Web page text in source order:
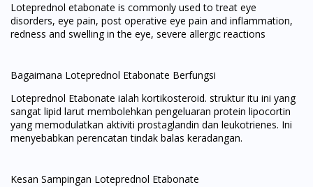
Loteprednol etabonate is commonly used to treat eye
disorders, eye pain, post operative eye pain and inflammation,
redness and swelling in the eye, severe allergic reactions
Bagaimana Loteprednol Etabonate Berfungsi
Loteprednol Etabonate ialah kortikosteroid. struktur itu ini yang
sangat lipid larut membolehkan pengeluaran protein lipocortin
yang memodulatkan aktiviti prostaglandin dan leukotrienes. Ini
menyebabkan perencatan tindak balas keradangan.
Kesan Sampingan Loteprednol Etabonate